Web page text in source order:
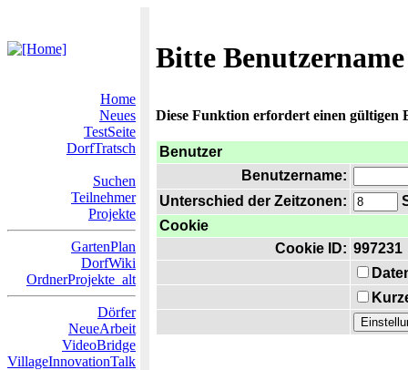
Bitte
Home
Neues
TestSeite
DorfTratsch
Suchen
Teilnehmer
Projekte
GartenPlan
DorfWiki
OrdnerProjekte_alt
Dörfer
NeueArbeit
VideoBridge
VillageInnovationTalk
Diese Funktion erfordert einen gültigen
Benutzer
Benutzername:
Unterschied der Zeitzonen:
Cookie
Cookie ID: 997231